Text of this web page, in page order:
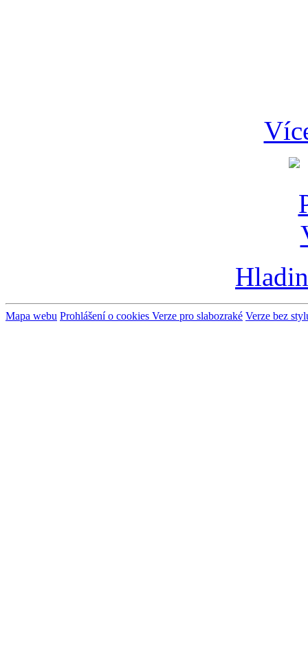
Mapa webu Prohlášení o cookies Verze pro slabozraké Verze bez